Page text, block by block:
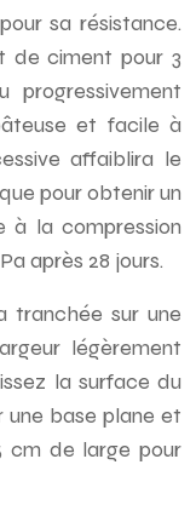
sa résistance.
de ciment pour 3
et facile à
affaiblira le
pour obtenir un
à la compression
après 28 jours.
tranchée sur une
légèrement
la surface du
base plane et
cm de large pour